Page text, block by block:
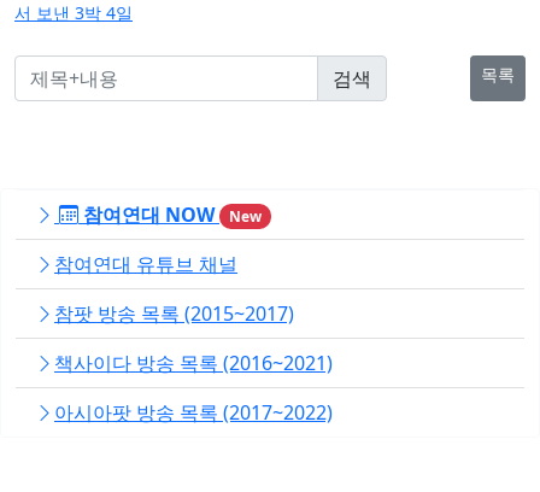
색
서 보낸 3박 4일
목록
참여연대 NOW New
참여연대 유튜브 채널
참팟 방송 목록 (2015~2017)
책사이다 방송 목록 (2016~2021)
아시아팟 방송 목록 (2017~2022)